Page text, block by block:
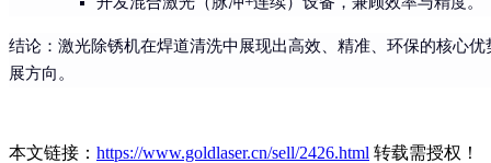
结论 ：激光除锈机在焊道清洗中展现出高效、精准、环保的核心
展方向。
本文链接： https://www.goldlaser.cn/sell/2426.html 转载需授权！